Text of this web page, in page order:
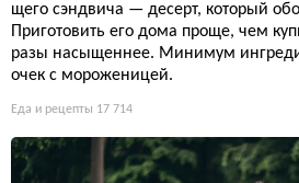
щего сэндвича — десерт, который
Приготовить его дома проще, чем
разы насыщеннее. Минимум
очек с мороженицей.
Еда и рецепты 17 714